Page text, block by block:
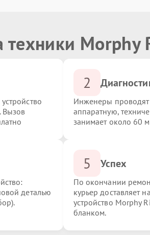
Morphy
Вызов
2
Инженеры проводят
аппаратную,
занимает около 60
деталью
5 Успех
По окончании
курьер доставляет
устройство Morphy
бланком.